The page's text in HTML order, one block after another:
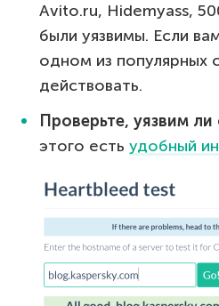
Avito.ru, Hidemyass,
были уязвимы. Если
одном из популярных
действовать.
Проверьте, уязвим ли
этого есть удобный